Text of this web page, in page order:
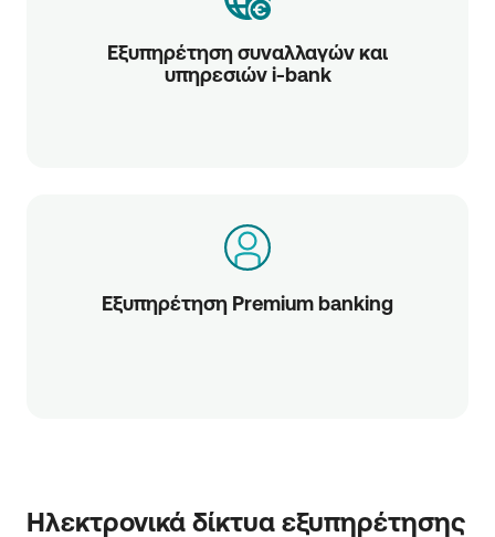
Εξυπηρέτηση συναλλαγών και
υπηρεσιών i-bank
Εξυπηρέτηση Premium banking
Ηλεκτρονικά δίκτυα εξυπηρέτησης